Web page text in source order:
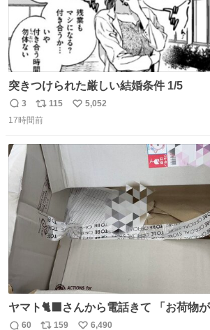
突きつけられた厳しい結婚条件 1/5
返
信
3
リ
ポ
ト
115
い
5,052
17時間前
ヤマト🐈‍⬛さんから電話きて 「お荷物
でない程潰れてまして」って えっ😳 見
60 159 6,490